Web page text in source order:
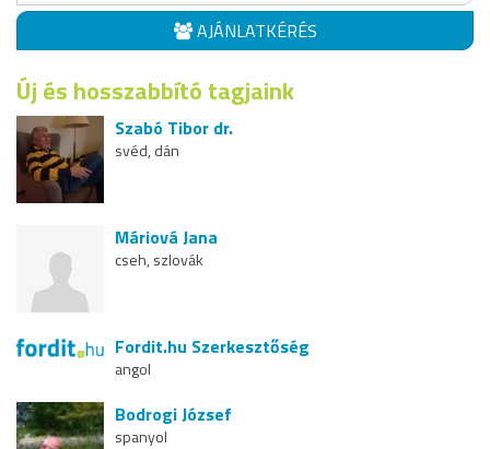
AJÁNLATKÉRÉS
Új és hosszabbító tagjaink
Szabó Tibor dr.
svéd, dán
Máriová Jana
cseh, szlovák
Fordit.hu Szerkesztőség
angol
Bodrogi József
spanyol